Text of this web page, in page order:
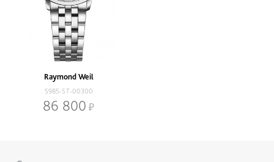
Raymond Weil
5985-ST-00300
86 800